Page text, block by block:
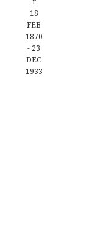
18
FEB
1870
- 23
DEC
1933